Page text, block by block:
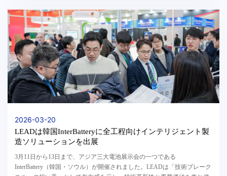
2026-03-20
LEADは韓国InterBatteryに全工程向けインテリジェント製
造ソリューションを出展
3月11日から13日まで、アジア三大電池展示会の一つである
InterBattery（韓国・ソウル）が開催されました。LEADは「技術ブレーク